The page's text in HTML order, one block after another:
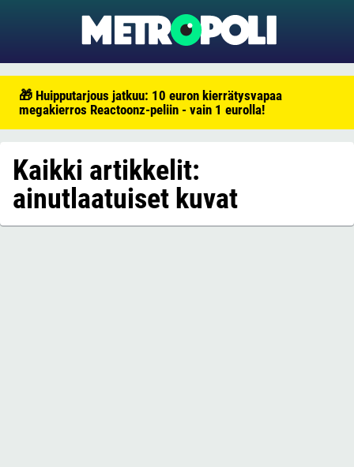
🎁 Huipputarjous jatkuu: 10 euron kierrätysvapaa
megakierros Reactoonz-peliin - vain 1 eurolla!
Kaikki artikkelit:
ainutlaatuiset kuvat